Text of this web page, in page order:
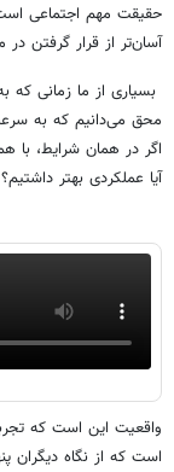
حقیقت مهم اجتماعی
آسان‌تر از قرار گرفتن
بسیاری از ما زمانی که
محق می‌دانیم که به
اگر در همان شرایط، با
آیا عملکردی بهتر داشتیم؟
واقعیت این است که
است که از نگاه دیگران